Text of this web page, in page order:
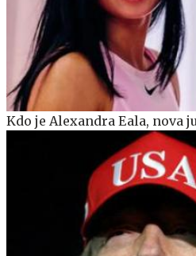
Kdo je Alexandra Eala, nova